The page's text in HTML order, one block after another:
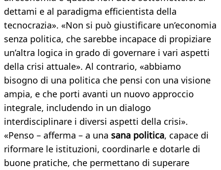
dettami e al paradigma efficientista della
tecnocrazia». «Non si può giustificare un’economia
senza politica, che sarebbe incapace di propiziare
un’altra logica in grado di governare i vari aspetti
della crisi attuale». Al contrario, «abbiamo
bisogno di una politica che pensi con una visione
ampia, e che porti avanti un nuovo approccio
integrale, includendo in un dialogo
interdisciplinare i diversi aspetti della crisi».
«Penso – afferma – a una sana politica, capace di
riformare le istituzioni, coordinarle e dotarle di
buone pratiche, che permettano di superare